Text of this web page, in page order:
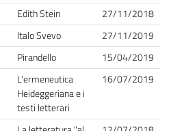
Edith Stein
27/11/2018
Italo Svevo
27/11/2019
Pirandello
15/04/2019
L'ermeneutica
Heideggeriana e i
testi letterari
16/07/2019